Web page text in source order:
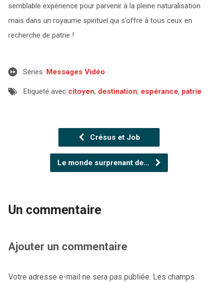
semblable expérience pour parvenir à la pleine naturalisation
mais dans un royaume spirituel qui s’offre à tous ceux en
recherche de patrie !
Séries: Messages Vidéo
Etiqueté avec citoyen, destination, espérance, patrie
Crésus et Job
Le monde surprenant de…
Un commentaire
Ajouter un commentaire
Votre adresse e-mail ne sera pas publiée. Les champs